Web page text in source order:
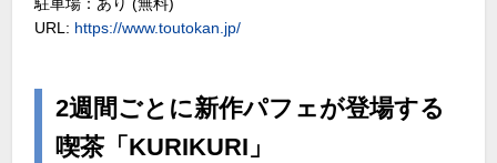
駐車場：あり (無料)
URL: https://www.toutokan.jp/
2週間ごとに新作パフェが登場する
喫茶「KURIKURI」